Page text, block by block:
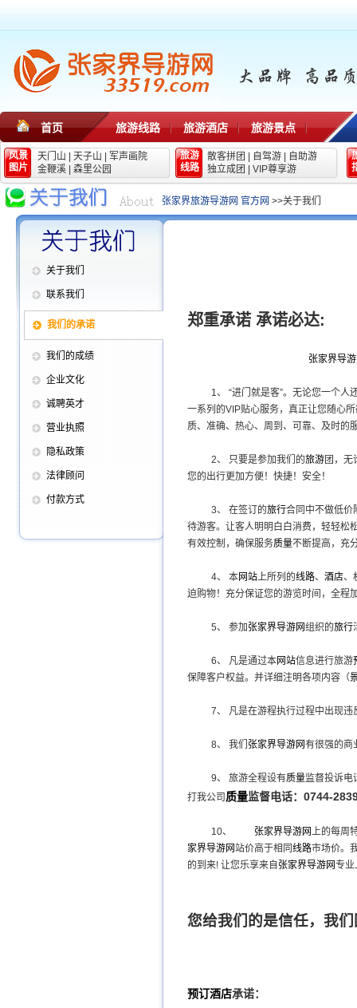
首页 旅游线路 旅游酒店 旅游景点
风景
图片
天门山 天子山
军声画院
金鞭溪
森里公园
旅游
线路
散客拼团 自驾游
自助游
独立成团
VIP尊享游
张家界旅游导游网 官方网 >>关于我们
关于我们
联系我们
我们的承诺
我们的成绩
企业文化
诚聘英才
营业执照
隐私政策
法律顾问
付款方式
郑重承诺 承诺必达:
张家界导
1、 “进门就是客”。无论您一个人
一系列的VIP贴心服务，真正让您随心
质、准确、热心、周到、可靠、及时的
2、 只要是参加我们的旅游团，无
您的出行更加方便！快捷！安全！
3、 在签订的旅行合同中不做低价
待游客。让客人明明白白消费，轻轻松
有效控制，确保服务质量不断提高，充
4、 本网站上所列的线路、 酒店、
迫购物！充分保证您的游览时间，全程
5、 参加 张家界导游网组织的旅行
6、 凡是通过本网站信息进行旅游
保障客户权益。并详细注明各项内容（
7、 凡是在游程执行过程中出现违
8、 我们 张家界导游网有很强的商
9、 旅游全程设有质量监督投诉电
打我公司 质量监督电话：0744-
10、 张家界导游网上的每周
家界导游网站价高于相同 线路市场价。
的到来! 让您乐享来自 张家界导游网专业
您给我们的是信任，我
预订酒店承诺：